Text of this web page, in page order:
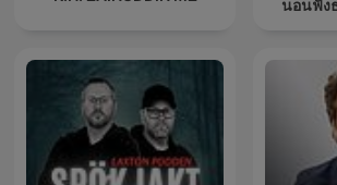
นอนฟัง